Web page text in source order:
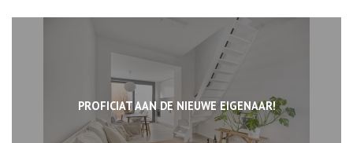
PROFICIAT AAN DE NIEUWE EIGENAAR!